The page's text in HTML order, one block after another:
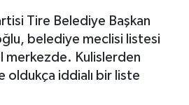
Tire Belediye Başkan
belediye meclisi listesi
merkezde. Kulislerden
oldukça iddialı bir liste